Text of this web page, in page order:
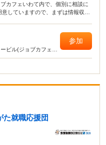
カフェいわて内で、個別に相談に
していますので、まずは情報収集
ビル(ジョブカフェい
参加
就職応援団